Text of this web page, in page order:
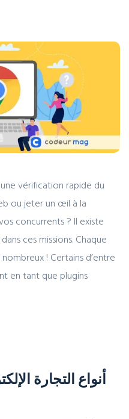
vérification rapide du
ou jeter un œil à la
concurrents ? Il existe
ces missions. Chaque
! Certains d’entre
en tant que plugins
أنواع التجارة